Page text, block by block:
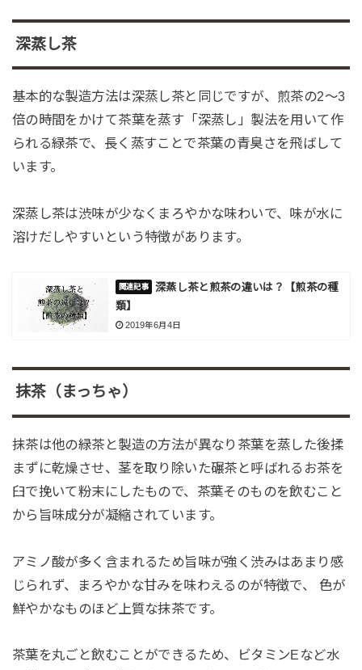
深蒸し茶
基本的な製造方法は深蒸し茶と同じですが、煎茶の2～3
倍の時間をかけて茶葉を蒸す「深蒸し」製法を用いて作
られる緑茶で、長く蒸すことで茶葉の青臭さを飛ばして
います。
深蒸し茶は渋味が少なくまろやかな味わいで、味が水に
溶けだしやすいという特徴があります。
深蒸し茶と煎茶の違いは？【煎茶の種
類】
2019年6月4日
抹茶（まっちゃ）
抹茶は他の緑茶と製造の方法が異なり茶葉を蒸した後揉
まずに乾燥させ、茎を取り除いた碾茶と呼ばれるお茶を
臼で挽いて粉末にしたもので、茶葉そのものを飲むこと
から旨味成分が凝縮されています。
アミノ酸が多く含まれるため旨味が強く渋みはあまり感
じられず、まろやかな甘みを味わえるのが特徴で、 色が
鮮やかなものほど上質な抹茶です。
茶葉を丸ごと飲むことができるため、ビタミンEなど水